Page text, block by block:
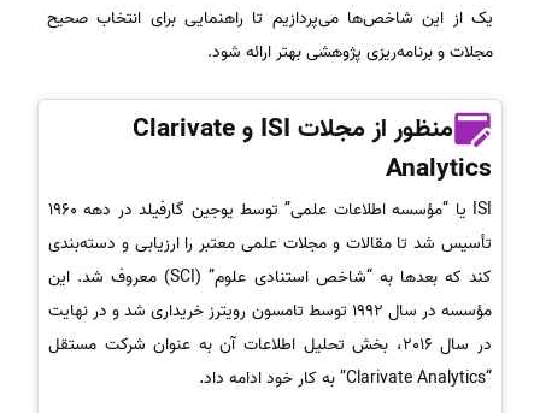
یک از این شاخص‌ها می‌پردازیم تا راهنمایی برای انتخاب صحیح
مجلات و برنامه‌ریزی پژوهشی بهتر ارائه شود.
منظور از مجلات ISI و Clarivate
Analytics
ISI یا “مؤسسه اطلاعات علمی” توسط یوجین گارفیلد در دهه 1960
تأسیس شد تا مقالات و مجلات علمی معتبر را ارزیابی و دسته‌بندی
کند که بعدها به “شاخص استنادی علوم” (SCI) معروف شد. این
مؤسسه در سال 1992 توسط تامسون رویترز خریداری شد و در نهایت
در سال 2016، بخش تحلیل اطلاعات آن به عنوان شرکت مستقل
“Clarivate Analytics” به کار خود ادامه داد.